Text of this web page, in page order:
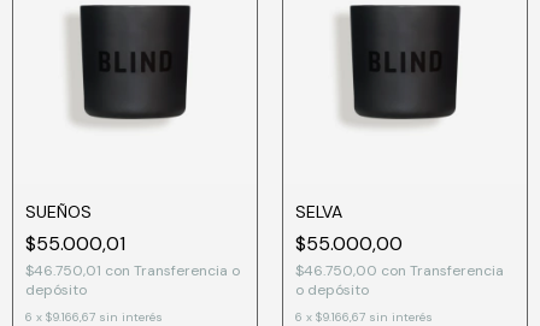
SUEÑOS
$55.000,01
$46.750,01 con Transferencia o
depósito
6 x $9.166,67 sin interés
SELVA
$55.000,00
$46.750,00 con Transferencia
o depósito
6 x $9.166,67 sin interés